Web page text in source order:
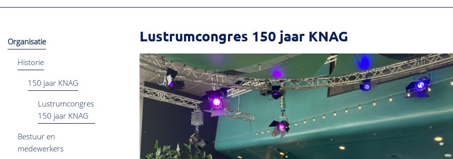
Lustrumcongres 150 jaar KNAG
Organisatie
Historie
150 jaar KNAG
Lustrumcongres
150 jaar KNAG
Bestuur en
medewerkers